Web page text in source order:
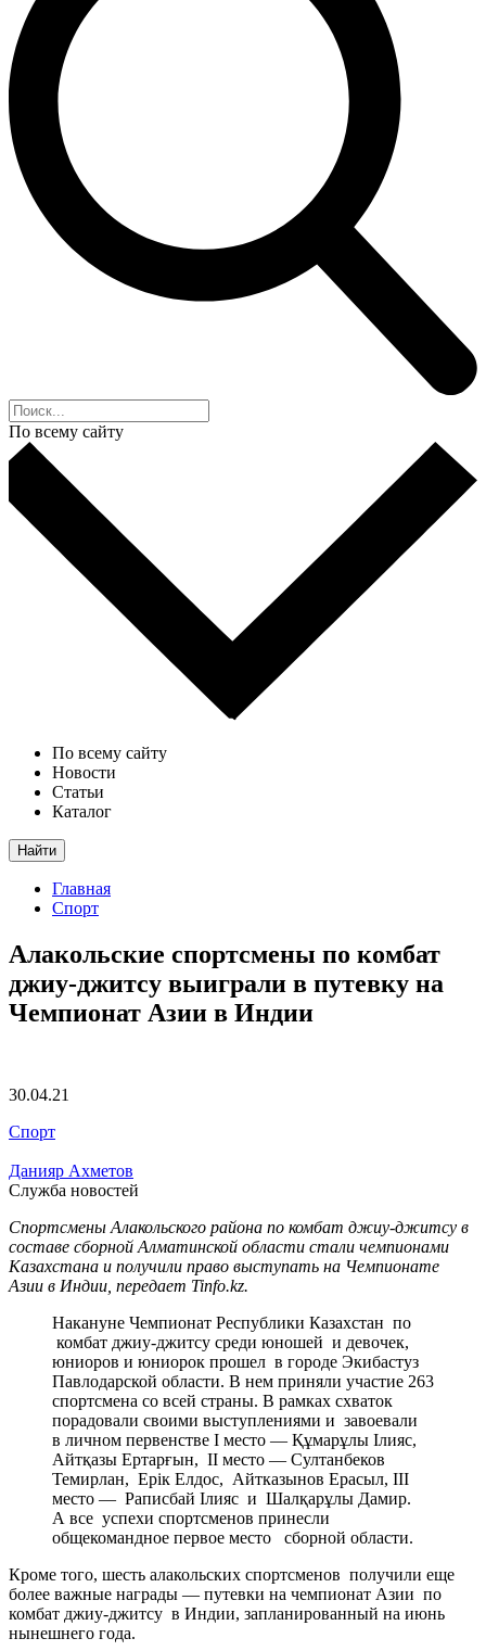
По всему сайту
По всему сайту
Новости
Статьи
Каталог
Найти
Главная
Спорт
Алакольские спортсмены по комбат
джиу-джитсу выиграли в путевку на
Чемпионат Азии в Индии
30.04.21
Спорт
Данияр Ахметов
Служба новостей
Спортсмены Алакольского района по комбат джиу-джитсу в
составе сборной Алматинской области стали чемпионами
Казахстана и получили право выступать на Чемпионате
Азии в Индии, передает Tinfo.kz.
Накануне Чемпионат Республики Казахстан по
комбат джиу-джитсу среди юношей и девочек,
юниоров и юниорок прошел в городе Экибастуз
Павлодарской области. В нем приняли участие 263
спортсмена со всей страны. В рамках схваток
порадовали своими выступлениями и завоевали
в личном первенстве I место — Құмарұлы Ілияс,
Айтқазы Ертарғын, II место — Султанбеков
Темирлан, Ерiк Елдос, Айтказынов Ерасыл, III
место — Раписбай Iлияс и Шалқарұлы Дамир.
А все успехи спортсменов принесли
общекомандное первое место сборной области.
Кроме того, шесть алакольских спортсменов получили еще
более важные награды — путевки на чемпионат Азии по
комбат джиу-джитсу в Индии, запланированный на июнь
нынешнего года.